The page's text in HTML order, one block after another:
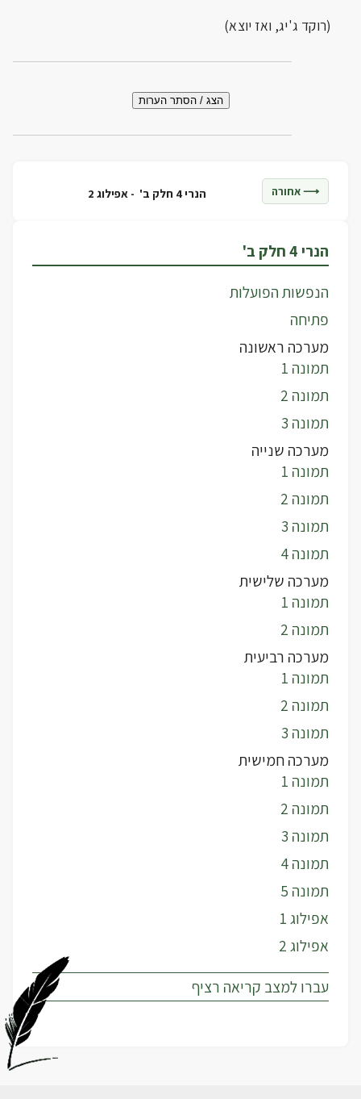
(רוקד ג'יג, ואז יוצא)
הצג / הסתר הערות
⟶ אחורה הנרי 4 חלק ב' - אפילוג 2
הנרי 4 חלק ב'
הנפשות הפועלות
פתיחה
מערכה ראשונה
תמונה 1
תמונה 2
תמונה 3
מערכה שנייה
תמונה 1
תמונה 2
תמונה 3
תמונה 4
מערכה שלישית
תמונה 1
תמונה 2
מערכה רביעית
תמונה 1
תמונה 2
תמונה 3
מערכה חמישית
תמונה 1
תמונה 2
תמונה 3
תמונה 4
תמונה 5
אפילוג 1
אפילוג 2
עברו למצב קריאה רציף